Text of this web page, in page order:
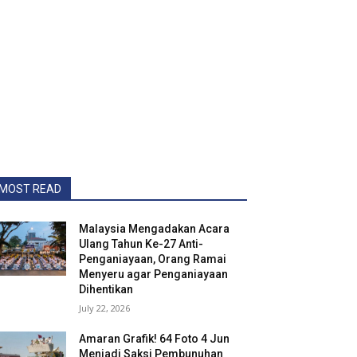
READ
Malaysia Mengadakan Acara
Ulang Tahun Ke-27 Anti-
Penganiayaan, Orang Ramai
Menyeru agar Penganiayaan
Dihentikan
July 22, 2026
Amaran Grafik! 64 Foto 4 Jun
Menjadi Saksi Pembunuhan